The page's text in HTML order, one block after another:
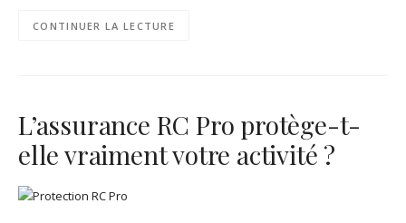
CONTINUER LA LECTURE
L’assurance RC Pro protège-t-
elle vraiment votre activité ?